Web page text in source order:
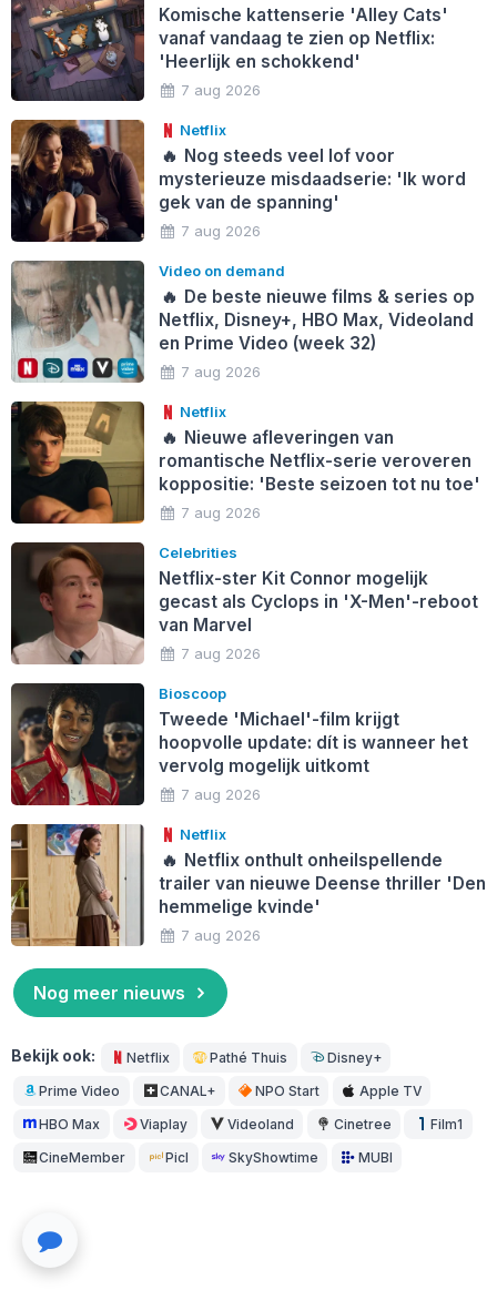
Komische kattenserie 'Alley Cats'
vanaf vandaag te zien op Netflix:
'Heerlijk en schokkend'
7 aug 2026
Netflix
🔥 Nog steeds veel lof voor
mysterieuze misdaadserie: 'Ik word
gek van de spanning'
7 aug 2026
Video on demand
🔥 De beste nieuwe films & series op
Netflix, Disney+, HBO Max, Videoland
en Prime Video (week 32)
7 aug 2026
Netflix
🔥 Nieuwe afleveringen van
romantische Netflix-serie veroveren
koppositie: 'Beste seizoen tot nu toe'
7 aug 2026
Celebrities
Netflix-ster Kit Connor mogelijk
gecast als Cyclops in 'X-Men'-reboot
van Marvel
7 aug 2026
Bioscoop
Tweede 'Michael'-film krijgt
hoopvolle update: dít is wanneer het
vervolg mogelijk uitkomt
7 aug 2026
Netflix
🔥 Netflix onthult onheilspellende
trailer van nieuwe Deense thriller 'Den
hemmelige kvinde'
7 aug 2026
Nog meer nieuws
Bekijk ook: Netflix Pathé Thuis Disney+
Prime Video CANAL+ NPO Start Apple TV
HBO Max Viaplay Videoland Cinetree Film1
CineMember Picl SkyShowtime MUBI